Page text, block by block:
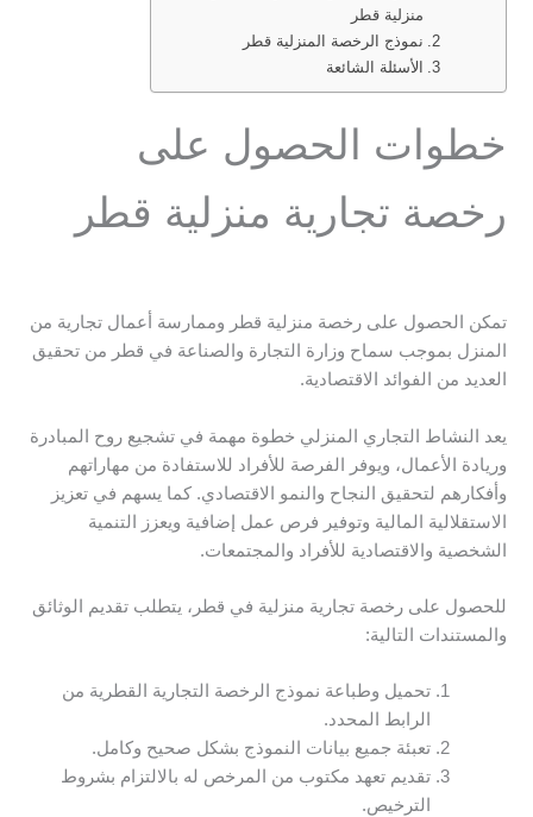
منزلية قطر
نموذج الرخصة المنزلية قطر
الأسئلة الشائعة
خطوات الحصول على
رخصة تجارية منزلية قطر
تمكن الحصول على رخصة منزلية قطر وممارسة أعمال تجارية من
المنزل بموجب سماح وزارة التجارة والصناعة في قطر من تحقيق
العديد من الفوائد الاقتصادية.
يعد النشاط التجاري المنزلي خطوة مهمة في تشجيع روح المبادرة
وريادة الأعمال، ويوفر الفرصة للأفراد للاستفادة من مهاراتهم
وأفكارهم لتحقيق النجاح والنمو الاقتصادي. كما يسهم في تعزيز
الاستقلالية المالية وتوفير فرص عمل إضافية ويعزز التنمية
الشخصية والاقتصادية للأفراد والمجتمعات.
للحصول على رخصة تجارية منزلية في قطر، يتطلب تقديم الوثائق
والمستندات التالية:
تحميل وطباعة نموذج الرخصة التجارية القطرية من
الرابط المحدد.
تعبئة جميع بيانات النموذج بشكل صحيح وكامل.
تقديم تعهد مكتوب من المرخص له بالالتزام بشروط
الترخيص.